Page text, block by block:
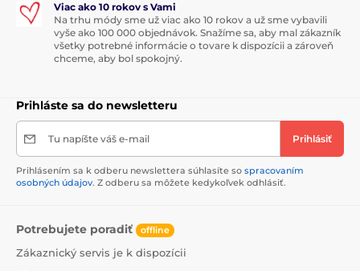
Viac ako 10 rokov s Vami
Na trhu módy sme už viac ako 10 rokov a už sme vybavili
vyše ako 100 000 objednávok. Snažíme sa, aby mal zákazník
všetky potrebné informácie o tovare k dispozícii a zároveň
chceme, aby bol spokojný.
Prihláste sa do newsletteru
Tu napíšte váš e-mail Prihlásiť
Prihlásením sa k odberu newslettera súhlasíte so spracovaním
osobných údajov. Z odberu sa môžete kedykoľvek odhlásiť.
Potrebujete poradiť offline
Zákaznický servis je k dispozícii